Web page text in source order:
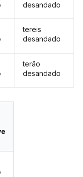
desandado
tereis
desandado
terão
desandado